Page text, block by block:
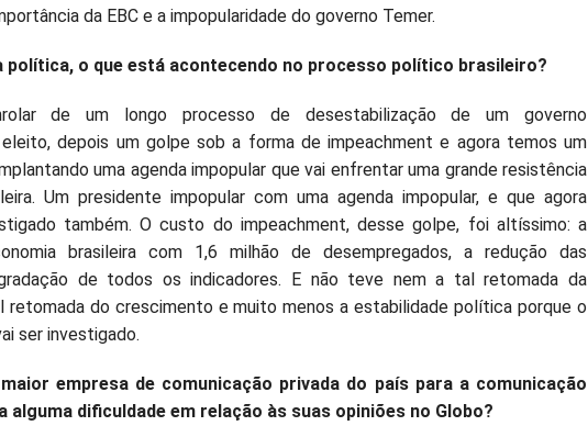
da EBC e a impopularidade do governo Temer.
política, o que está acontecendo no processo político brasileiro?
de um longo processo de desestabilização de um governo
depois um golpe sob a forma de impeachment e agora temos um
uma agenda impopular que vai enfrentar uma grande resistência
Um presidente impopular com uma agenda impopular, e que agora
também. O custo do impeachment, desse golpe, foi altíssimo: a
brasileira com 1,6 milhão de desempregados, a redução das
de todos os indicadores. E não teve nem a tal retomada da
retomada do crescimento e muito menos a estabilidade política porque o
ser investigado.
empresa de comunicação privada do país para a comunicação
alguma dificuldade em relação às suas opiniões no Globo?